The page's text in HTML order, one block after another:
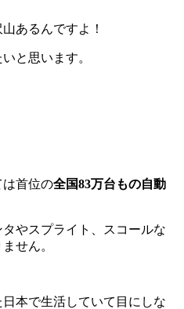
あるんですよ！
と思います。
は首位の全国83万台もの自動
やスプライト、スコールな
せん。
本で生活していて目にしな